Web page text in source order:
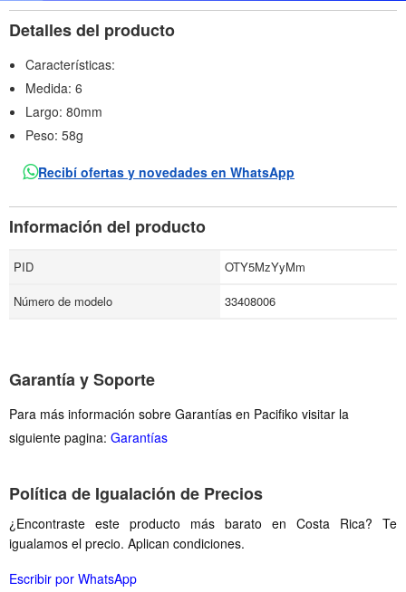
Detalles del producto
Características:
Medida: 6
Largo: 80mm
Peso: 58g
Recibí ofertas y novedades en WhatsApp
Información del producto
PID
OTY5MzYyMm
Número de modelo
33408006
Garantía y Soporte
Para más información sobre Garantías en Pacifiko visitar la
siguiente pagina: Garantías
Política de Igualación de Precios
¿Encontraste este producto más barato en Costa Rica? Te
igualamos el precio. Aplican condiciones.
Escribir por WhatsApp